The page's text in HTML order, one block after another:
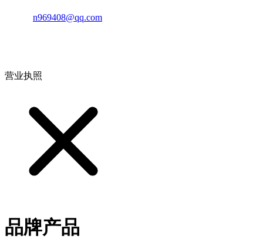
n969408@qq.com
营业执照
品牌产品